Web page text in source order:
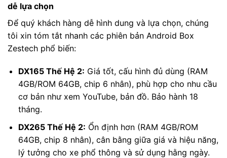
dễ lựa chọn
Để quý khách hàng dễ hình dung và lựa chọn, chúng
tôi xin tóm tắt nhanh các phiên bản Android Box
Zestech phổ biến:
DX165 Thế Hệ 2: Giá tốt, cấu hình đủ dùng (RAM
4GB/ROM 64GB, chip 6 nhân), phù hợp cho nhu cầu
cơ bản như xem YouTube, bản đồ. Bảo hành 18
tháng.
DX265 Thế Hệ 2: Ổn định hơn (RAM 4GB/ROM
64GB, chip 8 nhân), cân bằng giữa giá và hiệu năng,
lý tưởng cho xe phổ thông và sử dụng hằng ngày.